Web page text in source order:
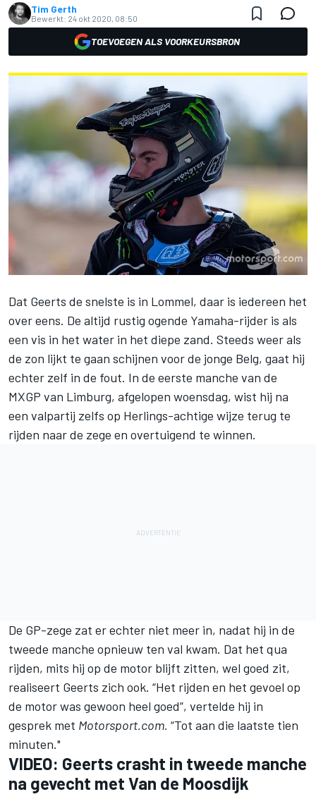
Tim Gerth
Bewerkt: 24 okt 2020, 08:50
TOEVOEGEN ALS VOORKEURSBRON
Dat Geerts de snelste is in Lommel, daar is iedereen het
over eens. De altijd rustig ogende Yamaha-rijder is als
een vis in het water in het diepe zand. Steeds weer als
de zon lijkt te gaan schijnen voor de jonge Belg, gaat hij
echter zelf in de fout. In de eerste manche van de
MXGP van Limburg, afgelopen woensdag, wist hij na
een valpartij zelfs op Herlings-achtige wijze terug te
rijden naar de zege en overtuigend te winnen.
De GP-zege zat er echter niet meer in, nadat hij in de
tweede manche opnieuw ten val kwam. Dat het qua
rijden, mits hij op de motor blijft zitten, wel goed zit,
realiseert Geerts zich ook. “Het rijden en het gevoel op
de motor was gewoon heel goed”, vertelde hij in
gesprek met Motorsport.com. “Tot aan die laatste tien
minuten."
VIDEO: Geerts crasht in tweede manche
na gevecht met Van de Moosdijk